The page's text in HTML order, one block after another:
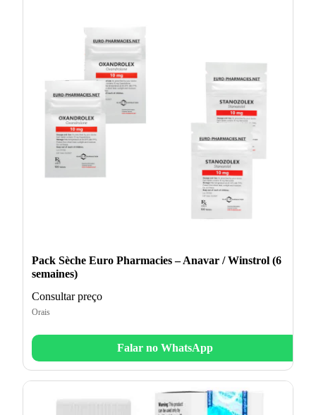
Pack Sèche Euro Pharmacies – Anavar / Winstrol (6
semaines)
Consultar preço
Orais
Falar no WhatsApp